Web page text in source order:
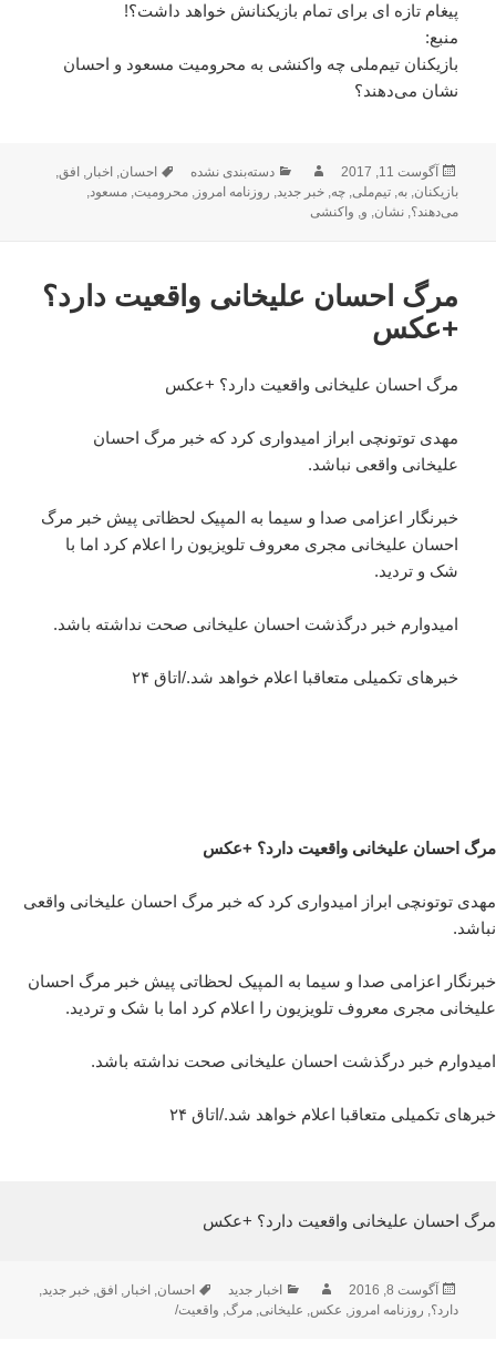
پیغام تازه ای برای تمام بازیکنانش خواهد داشت؟!
منبع:
بازیکنان تیم‌ملی چه واکنشی به محرومیت مسعود و احسان
نشان می‌دهند؟
ارسال
شده
در
آگوست 11, 2017 نویسندهدسته‌ها
دسته‌بندی نشده برچسب‌ها
احسان, اخبار, افق,
بازیکنان,به,تیم‌ملی,چه,خبر جدید, روزنامه امروز,محرومیت,مسعود,
می‌دهند؟,نشان, و, واکنشی
مرگ احسان علیخانی واقعیت دارد؟
+عکس
مرگ احسان علیخانی واقعیت دارد؟ +عکس
مهدی توتونچی ابراز امیدواری کرد که خبر مرگ احسان
علیخانی واقعی نباشد.
خبرنگار اعزامی صدا و سیما به المپیک لحظاتی پیش خبر مرگ
احسان علیخانی مجری معروف تلویزیون را اعلام کرد اما با
شک و تردید.
امیدوارم خبر درگذشت احسان علیخانی صحت نداشته باشد.
خبرهای تکمیلی متعاقبا اعلام خواهد شد./اتاق ۲۴
مرگ احسان علیخانی واقعیت دارد؟ +عکس
مهدی توتونچی ابراز امیدواری کرد که خبر مرگ احسان علیخانی واقعی
نباشد.
خبرنگار اعزامی صدا و سیما به المپیک لحظاتی پیش خبر مرگ احسان
علیخانی مجری معروف تلویزیون را اعلام کرد اما با شک و تردید.
امیدوارم خبر درگذشت احسان علیخانی صحت نداشته باشد.
خبرهای تکمیلی متعاقبا اعلام خواهد شد./اتاق ۲۴
مرگ احسان علیخانی واقعیت دارد؟ +عکس
ارسال
شده
آگوست 8, 2016 نویسندهدسته‌ها
اخبار جدید برچسب‌ها
احسان, اخبار, افق,خبر جدید,
دارد؟, روزنامه امروز, عکس, علیخانی,مرگ, واقعیت/